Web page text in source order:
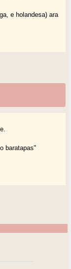
e holandesa) ara
baratapas"